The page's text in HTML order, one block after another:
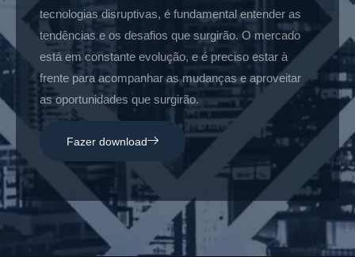
tecnologias disruptivas, é fundamental entender as
tendências e os desafios que surgirão. O mercado
está em constante evolução, e é preciso estar à
frente para acompanhar as mudanças e aproveitar
as oportunidades que surgirão.
Fazer download